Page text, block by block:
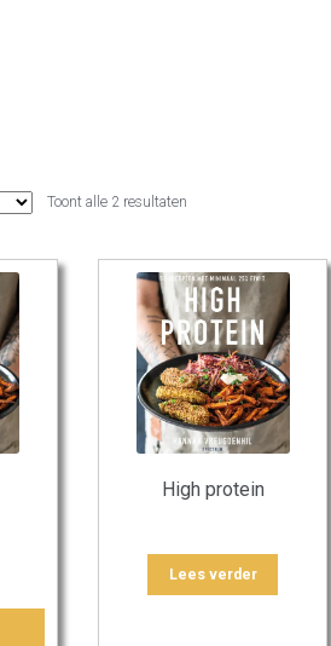
Toont alle 2 resultaten
High protein
Lees verder